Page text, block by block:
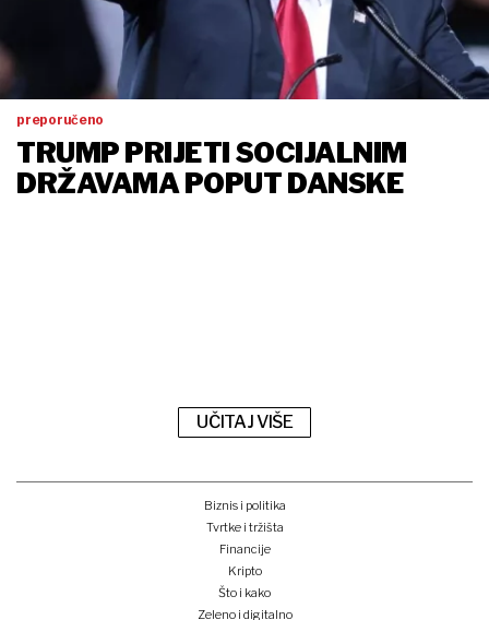
preporučeno
TRUMP PRIJETI SOCIJALNIM
DRŽAVAMA POPUT DANSKE
UČITAJ VIŠE
Biznis i politika
Tvrtke i tržišta
Financije
Kripto
Što i kako
Zeleno i digitalno